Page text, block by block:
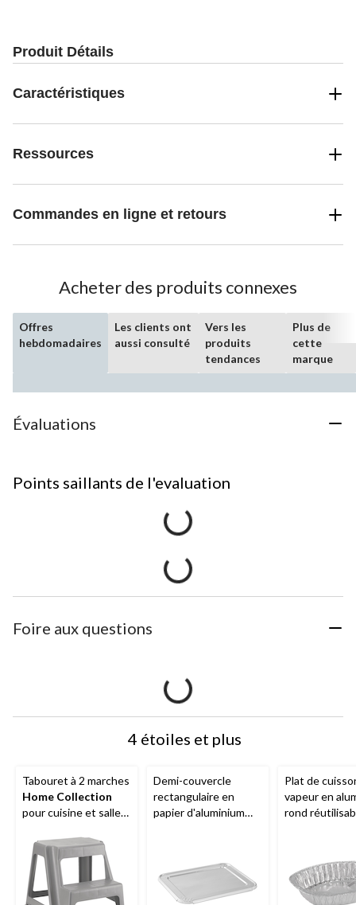
Produit Détails
Caractéristiques
Ressources
Commandes en ligne et retours
Acheter des produits connexes
Offres
hebdomadaires
Les clients ont
aussi consulté
Vers les
produits
tendances
Plus de
cette
marque
Évaluations
Points saillants de l'evaluation
Foire aux questions
4 étoiles et plus
Tabouret à 2 marches
Home Collection
pour cuisine et salle
gris, 16 po
Demi-couvercle
rectangulaire en
papier d'aluminium
cuisson/cuisson à la
vapeur
Plat de
vapeur en
rond